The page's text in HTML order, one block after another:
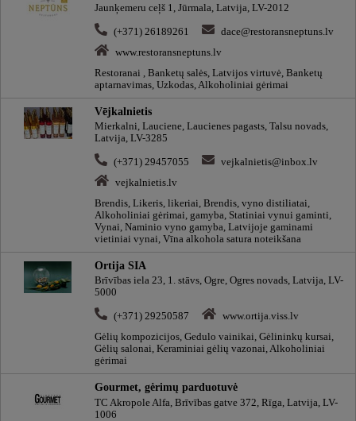
Jaunķemeru ceļš 1, Jūrmala, Latvija, LV-2012
(+371) 26189261
dace@restoransneptuns.lv
www.restoransneptuns.lv
Restoranai , Banketų salės, Latvijos virtuvė, Banketų
aptarnavimas, Uzkodas, Alkoholiniai gėrimai
Vējkalnietis
Mierkalni, Lauciene, Laucienes pagasts, Talsu novads,
Latvija, LV-3285
(+371) 29457055
vejkalnietis@inbox.lv
vejkalnietis.lv
Brendis, Likeris, likeriai, Brendis, vyno distiliatai,
Alkoholiniai gėrimai, gamyba, Statiniai vynui gaminti,
Vynai, Naminio vyno gamyba, Latvijoje gaminami
vietiniai vynai, Vīna alkohola satura noteikšana
Ortija SIA
Brīvības iela 23, 1. stāvs, Ogre, Ogres novads, Latvija, LV-
5000
(+371) 29250587
www.ortija.viss.lv
Gėlių kompozicijos, Gedulo vainikai, Gėlininkų kursai,
Gėlių salonai, Keraminiai gėlių vazonai, Alkoholiniai
gėrimai
Gourmet, gėrimų parduotuvė
TC Akropole Alfa, Brīvības gatve 372, Rīga, Latvija, LV-
1006